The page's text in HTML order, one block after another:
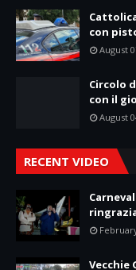
con
August
Circolo
con il
August
RECENT VIDEO
Vecchie